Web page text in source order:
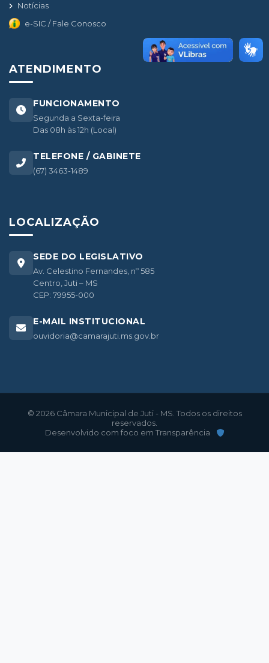
Notícias
e-SIC / Fale Conosco
ATENDIMENTO
FUNCIONAMENTO
Segunda a Sexta-feira
Das 08h às 12h (Local)
TELEFONE / GABINETE
(67) 3463-1489
LOCALIZAÇÃO
SEDE DO LEGISLATIVO
Av. Celestino Fernandes, nº 585
Centro, Juti – MS
CEP: 79955-000
E-MAIL INSTITUCIONAL
ouvidoria@camarajuti.ms.gov.br
© 2026 Câmara Municipal de Juti - MS. Todos os direitos
reservados.
Desenvolvido com foco em Transparência